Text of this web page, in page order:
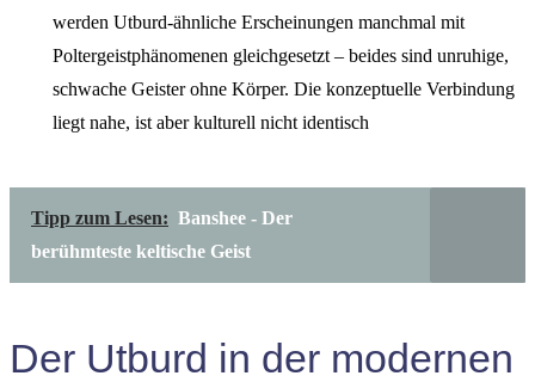
werden Utburd-ähnliche Erscheinungen manchmal mit
Poltergeistphänomenen gleichgesetzt – beides sind unruhige,
schwache Geister ohne Körper. Die konzeptuelle Verbindung
liegt nahe, ist aber kulturell nicht identisch
Tipp zum Lesen: Banshee - Der
berühmteste keltische Geist
Der Utburd in der modernen